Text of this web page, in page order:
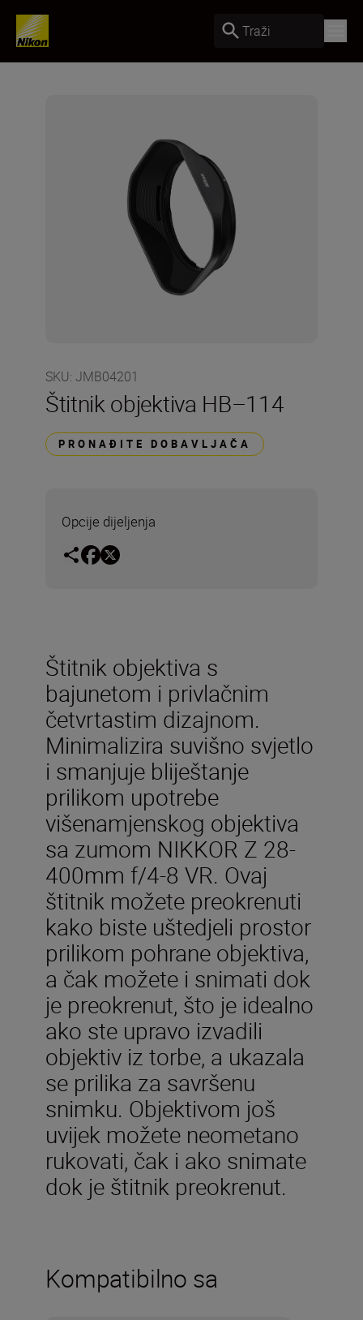
Traži
SKU: JMB04201
Štitnik objektiva HB–114
PRONAĐITE DOBAVLJAČA
Opcije dijeljenja
Štitnik objektiva s
bajunetom i privlačnim
četvrtastim dizajnom.
Minimalizira suvišno svjetlo
i smanjuje bliještanje
prilikom upotrebe
višenamjenskog objektiva
sa zumom NIKKOR Z 28-
400mm f/4-8 VR. Ovaj
štitnik možete preokrenuti
kako biste uštedjeli prostor
prilikom pohrane objektiva,
a čak možete i snimati dok
je preokrenut, što je idealno
ako ste upravo izvadili
objektiv iz torbe, a ukazala
se prilika za savršenu
snimku. Objektivom još
uvijek možete neometano
rukovati, čak i ako snimate
dok je štitnik preokrenut.
Kompatibilno sa